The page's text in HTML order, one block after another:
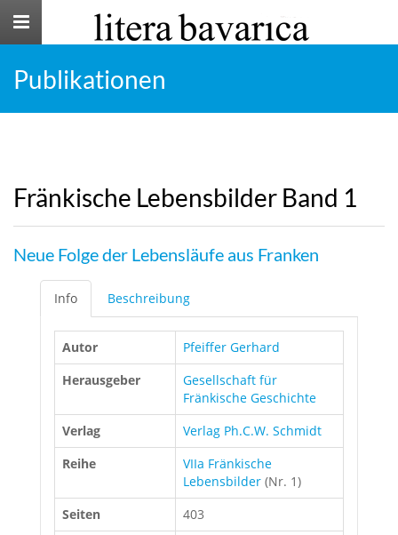
Toggle
Publikationen
Fränkische Lebensbilder Band 1
Neue Folge der Lebensläufe aus Franken
Info Beschreibung
Autor
Pfeiffer Gerhard
Herausgeber
Gesellschaft für
Fränkische Geschichte
Verlag
Verlag Ph.C.W. Schmidt
Reihe
VIIa Fränkische
Lebensbilder (Nr. 1)
Seiten
403